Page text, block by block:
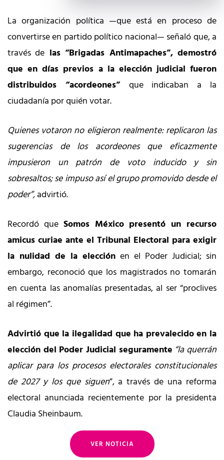
La organización política —que está en proceso de
convertirse en partido político nacional— señaló que, a
través de las “Brigadas Antimapaches”, demostró
que en días previos a la elección judicial fueron
distribuidos “acordeones” que indicaban a la
ciudadanía por quién votar.
Quienes votaron no eligieron realmente: replicaron las
sugerencias de los acordeones que eficazmente
impusieron un patrón de voto inducido y sin
sobresaltos; se impuso así el grupo promovido desde el
poder”,advirtió.
Recordó que Somos México presentó un recurso
amicus curiae ante el Tribunal Electoral para exigir
la nulidad de la elecciónen el Poder Judicial; sin
embargo, reconoció que los magistrados no tomarán
en cuenta las anomalías presentadas, al ser “proclives
al régimen”.
Advirtió que la ilegalidad que ha prevalecido en la
elección del Poder Judicial seguramente “la querrán
aplicar para los procesos electorales constitucionales
de 2027 y los que siguen”, a través de una reforma
electoral anunciada recientemente por la presidenta
Claudia Sheinbaum.
VER NOTICIA